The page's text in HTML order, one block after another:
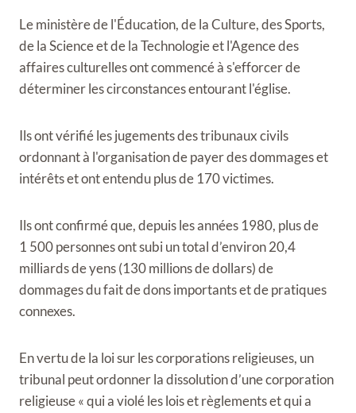
Le ministère de l'Éducation, de la Culture, des Sports,
de la Science et de la Technologie et l'Agence des
affaires culturelles ont commencé à s'efforcer de
déterminer les circonstances entourant l'église.
Ils ont vérifié les jugements des tribunaux civils
ordonnant à l'organisation de payer des dommages et
intérêts et ont entendu plus de 170 victimes.
Ils ont confirmé que, depuis les années 1980, plus de
1 500 personnes ont subi un total d’environ 20,4
milliards de yens (130 millions de dollars) de
dommages du fait de dons importants et de pratiques
connexes.
En vertu de la loi sur les corporations religieuses, un
tribunal peut ordonner la dissolution d’une corporation
religieuse « qui a violé les lois et règlements et qui a